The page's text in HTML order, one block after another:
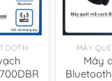
MÁY
Máy